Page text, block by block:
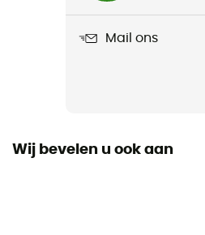
Sluitsysteem
Bovenste vorm
Mail ons
Wij bevelen u ook aan